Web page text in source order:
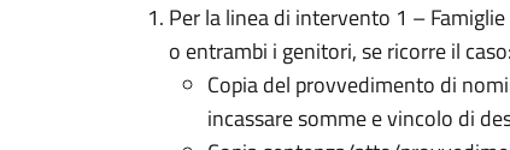
Per la linea di intervento 1 –
o entrambi i genitori, se ricorre il caso:
Copia del provvedimento di
incassare somme e vincolo di